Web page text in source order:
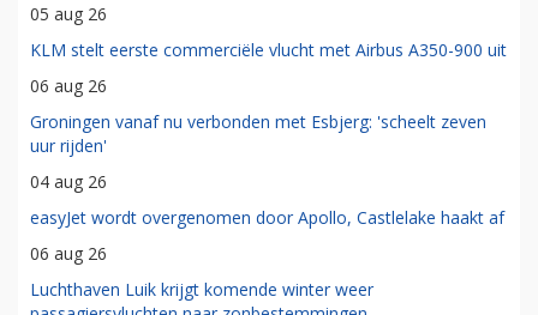
05 aug 26
KLM stelt eerste commerciële vlucht met Airbus A350-900 uit
06 aug 26
Groningen vanaf nu verbonden met Esbjerg: 'scheelt zeven
uur rijden'
04 aug 26
easyJet wordt overgenomen door Apollo, Castlelake haakt af
06 aug 26
Luchthaven Luik krijgt komende winter weer